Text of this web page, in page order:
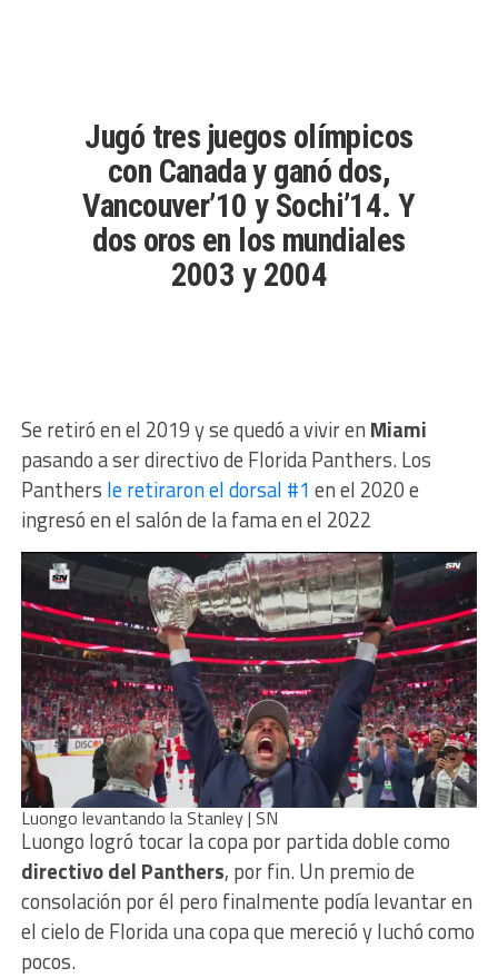
Jugó tres juegos olímpicos
con Canada y ganó dos,
Vancouver’10 y Sochi’14. Y
dos oros en los mundiales
2003 y 2004
Se retiró en el 2019 y se quedó a vivir en Miami
pasando a ser directivo de Florida Panthers. Los
Panthers le retiraron el dorsal #1 en el 2020 e
ingresó en el salón de la fama en el 2022
Luongo levantando la Stanley | SN
Luongo logró tocar la copa por partida doble como
directivo del Panthers, por fin. Un premio de
consolación por él pero finalmente podía levantar en
el cielo de Florida una copa que mereció y luchó como
pocos.